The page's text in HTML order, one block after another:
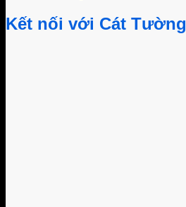
Kết nối với Cát Tường